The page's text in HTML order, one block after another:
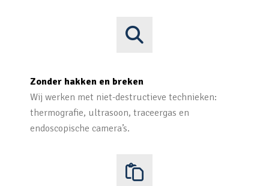
Zonder hakken en breken
Wij werken met niet-destructieve technieken:
thermografie, ultrasoon, traceergas en
endoscopische camera’s.